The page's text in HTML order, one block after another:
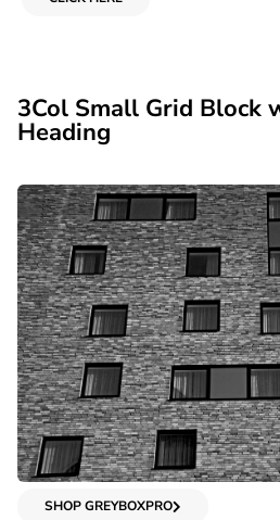
3Col Small Grid Block
Heading
SHOP GREYBOXPRO